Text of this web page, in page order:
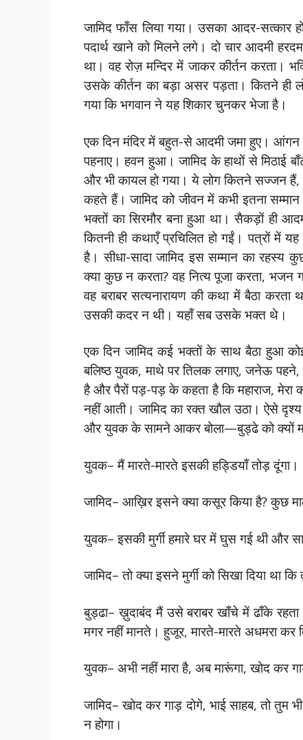
जामिद फाँस लिया गया। उसका आदर-सत्कार
पदार्थ खाने को मिलने लगे। दो चार आदमी
था। वह रोज़ मन्दिर में जाकर कीर्तन करता।
उसके कीर्तन का बड़ा असर पड़ता। कितने ही
गया कि भगवान ने यह शिकार चुनकर भेजा है।
एक दिन मंदिर में बहुत-से आदमी जमा हुए। आंगन
पहनाए। हवन हुआ। जामिद के हाथों से मिठाई
और भी कायल हो गया। ये लोग कितने सज्जन हैं,
कहते हैं। जामिद को जीवन में कभी इतना
भक्तों का सिरमौर बना हुआ था। सैकड़ों ही
कितनी ही कथाएँ प्रचिलित हो गईं। पत्रों में
है। सीधा-सादा जामिद इस सम्मान का रहस्य
क्या कुछ न करता? वह नित्य पूजा करता, भजन
वह बराबर सत्यनारायण की कथा में बैठा
उसकी कदर न थी। यहाँ सब उसके भक्त थे।
एक दिन जामिद कई भक्तों के साथ बैठा हुआ
बलिष्ठ युवक, माथे पर तिलक लगाए, जनेऊ पहने,
है और पैरों पड़-पड़ के कहता है कि महाराज, मेरा
नहीं आती। जामिद का रक्त खौल उठा। ऐसे
और युवक के सामने आकर बोला—बुड्ढे को क्यों
युवक– मैं मारते-मारते इसकी हड्डियाँ तोड़ दूंगा।
जामिद– आख़िर इसने क्या कसूर किया है? कुछ
युवक– इसकी मुर्गी हमारे घर में घुस गई थी और
जामिद– तो क्या इसने मुर्गी को सिखा दिया था
बुड्ढा– ख़ुदाबंद मैं उसे बराबर खाँचे में ढाँके
मगर नहीं मानते। हुजूर, मारते-मारते अधमरा कर
युवक– अभी नहीं मारा है, अब मारूंगा, खोद कर
जामिद– खोद कर गाड़ दोगे, भाई साहब, तो तुम
न होगा।